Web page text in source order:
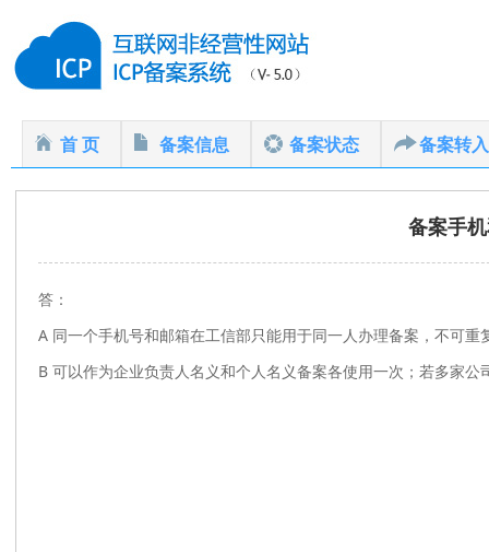
首 页 备案信息 备案状态 备案转入
备案手
答：
A 同一个手机号和邮箱在工信部只能用于同一人办理备案，不可重
B 可以作为企业负责人名义和个人名义备案各使用一次；若多家